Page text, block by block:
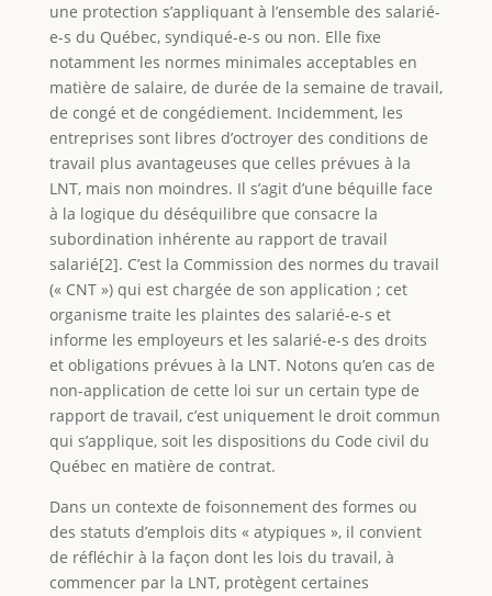
une protection s’appliquant à l’ensemble des salarié-
e-s du Québec, syndiqué-e-s ou non. Elle fixe
notamment les normes minimales acceptables en
matière de salaire, de durée de la semaine de travail,
de congé et de congédiement. Incidemment, les
entreprises sont libres d’octroyer des conditions de
travail plus avantageuses que celles prévues à la
LNT, mais non moindres. Il s’agit d’une béquille face
à la logique du déséquilibre que consacre la
subordination inhérente au rapport de travail
salarié[2]. C’est la Commission des normes du travail
(« CNT ») qui est chargée de son application ; cet
organisme traite les plaintes des salarié-e-s et
informe les employeurs et les salarié-e-s des droits
et obligations prévues à la LNT. Notons qu’en cas de
non-application de cette loi sur un certain type de
rapport de travail, c’est uniquement le droit commun
qui s’applique, soit les dispositions du Code civil du
Québec en matière de contrat.
Dans un contexte de foisonnement des formes ou
des statuts d’emplois dits « atypiques », il convient
de réfléchir à la façon dont les lois du travail, à
commencer par la LNT, protègent certaines